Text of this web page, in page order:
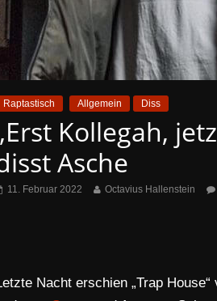
Raptastisch Allgemein Diss
Kollegah,
Asche
11. Februar 2022 Octavius Hallenstein
Nacht erschien „Trap